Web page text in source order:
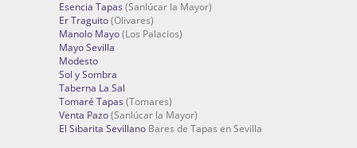
Esencia Tapas (Sanlúcar la Mayor)
Er Traguito(Olivares)
Manolo Mayo(Los Palacios)
Mayo Sevilla
Modesto
Sol y Sombra
Taberna La Sal
Tomaré Tapas (Tomares)
Venta Pazo(Sanlúcar la Mayor)
El Sibarita Sevillano Bares de Tapas en Sevilla